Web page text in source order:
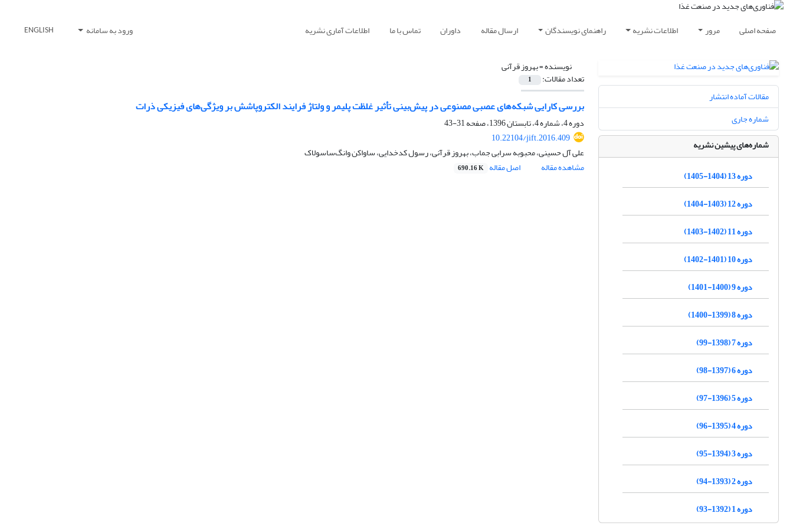
صفحه اصلی مرور اطلاعات نشریه راهنمای نویسندگان ارسال مقاله داوران تماس با ما اطلاعات آماری نشریه ورود به سامانه ENGLISH
نویسنده =بهروز قرآنی
تعداد مقالات: 1
بررسی کارایی شبکه‌های عصبی مصنوعی در پیش‌بینی تأثیر غلظت پلیمر و ولتاژ فرایند الکتروپاشش بر ویژگی‌های فیزیکی ذرات
دوره 4، شماره 4، تابستان 1396، صفحه
31-43
10.22104/jift.2016.409
علی آل حسینی، محبوبه سرابی جماب، بهروز قرآنی، رسول کدخدایی، ساواکن وانگ‌ساسولاک
مشاهده مقاله
اصل مقاله 690.16 K
مقالات آماده انتشار
شماره جاری
شماره‌های پیشین نشریه
دوره 13 (1404-1405)
دوره 12 (1403-1404)
دوره 11 (1402-1403)
دوره 10 (1401-1402)
دوره 9 (1400-1401)
دوره 8 (1399-1400)
دوره 7 (1398-99)
دوره 6 (1397-98)
دوره 5 (1396-97)
دوره 4 (1395-96)
دوره 3 (1394-95)
دوره 2 (1393-94)
دوره 1 (1392-93)